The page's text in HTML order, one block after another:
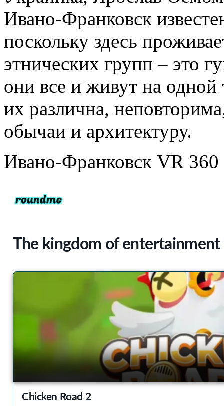
Ивано-Франковск
поскольку здесь
этнических групп – это
они все и живут на одной
их различна,
обычаи и архитектуру.
Ивано-Франковск VR 360